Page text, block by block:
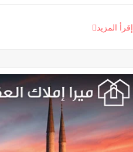
إقرأ المزيد